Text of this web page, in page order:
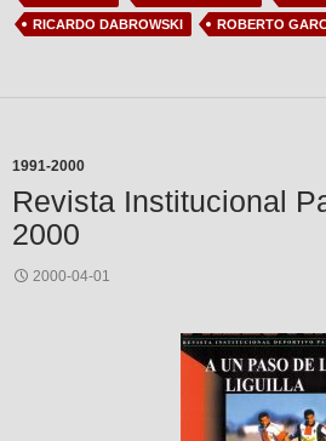
RICARDO DABROWSKI
ROBERTO
1991-2000
Revista Institucional
2000
2000-04-01